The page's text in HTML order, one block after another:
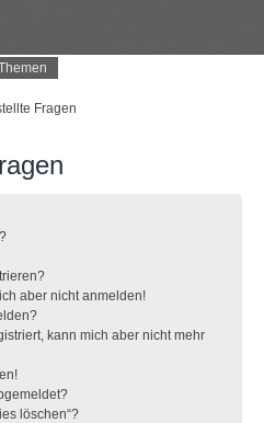
Fragen
aber nicht anmelden!
kann mich aber nicht mehr
löschen“?